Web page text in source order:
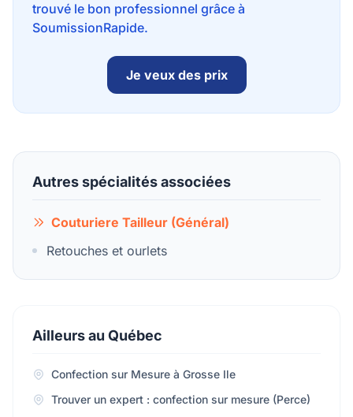
trouvé le bon professionnel grâce à
SoumissionRapide.
Je veux des prix
Autres spécialités associées
Couturiere Tailleur (Général)
Retouches et ourlets
Ailleurs au Québec
Confection sur Mesure à Grosse Ile
Trouver un expert : confection sur mesure (Perce)